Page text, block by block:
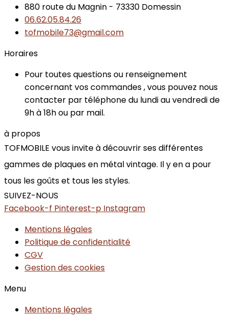
880 route du Magnin - 73330 Domessin
06.62.05.84.26
tofmobile73@gmail.com
Horaires
Pour toutes questions ou renseignement
concernant vos commandes , vous pouvez nous
contacter par téléphone du lundi au vendredi de
9h à 18h ou par mail.
à propos
TOFMOBILE vous invite à découvrir ses différentes
gammes de plaques en métal vintage. Il y en a pour
tous les goûts et tous les styles.
SUIVEZ-NOUS
Facebook-f Pinterest-p Instagram
Mentions légales
Politique de confidentialité
CGV
Gestion des cookies
Menu
Mentions légales